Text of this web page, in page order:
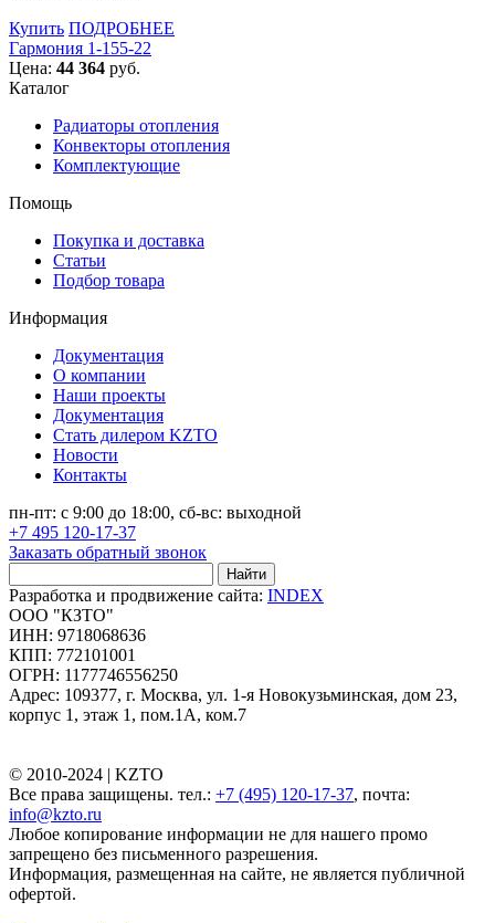
Купить ПОДРОБНЕЕ
Гармония 1-155-22
Цена: 44 364 руб.
Каталог
Радиаторы отопления
Конвекторы отопления
Комплектующие
Помощь
Покупка и доставка
Статьи
Подбор товара
Информация
Документация
О компании
Наши проекты
Документация
Стать дилером KZTO
Новости
Контакты
пн-пт: с 9:00 до 18:00, сб-вс: выходной
+7 495 120-17-37
Заказать обратный звонок
Найти
Разработка и продвижение сайта: INDEX
ООО "КЗТО"
ИНН: 9718068636
КПП: 772101001
ОГРН: 1177746556250
Адрес: 109377, г. Москва, ул. 1-я Новокузьминская, дом 23,
корпус 1, этаж 1, пом.1А, ком.7
© 2010-2024 | KZTO
Все права защищены. тел.: +7 (495) 120-17-37, почта:
info@kzto.ru
Любое копирование информации не для нашего промо
запрещено без письменного разрешения.
Информация, размещенная на сайте, не является публичной
офертой.